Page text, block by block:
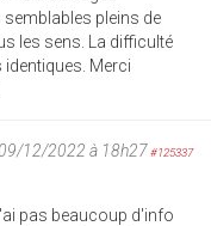
pleins de
les sens. La difficulté
identiques. Merci
12/2022 à 18h27#125337
pas beaucoup d'info